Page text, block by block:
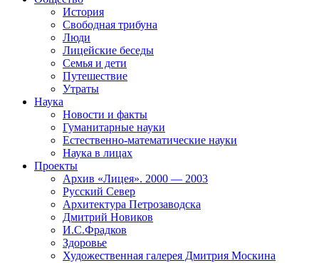
История
Свободная трибуна
Люди
Лицейские беседы
Семья и дети
Путешествие
Утраты
Наука
Новости и факты
Гуманитарные науки
Естественно-математические науки
Наука в лицах
Проекты
Архив «Лицея». 2000 — 2003
Русский Север
Архитектура Петрозаводска
Дмитрий Новиков
И.С.Фрадков
Здоровье
Художественная галерея Дмитрия Москина